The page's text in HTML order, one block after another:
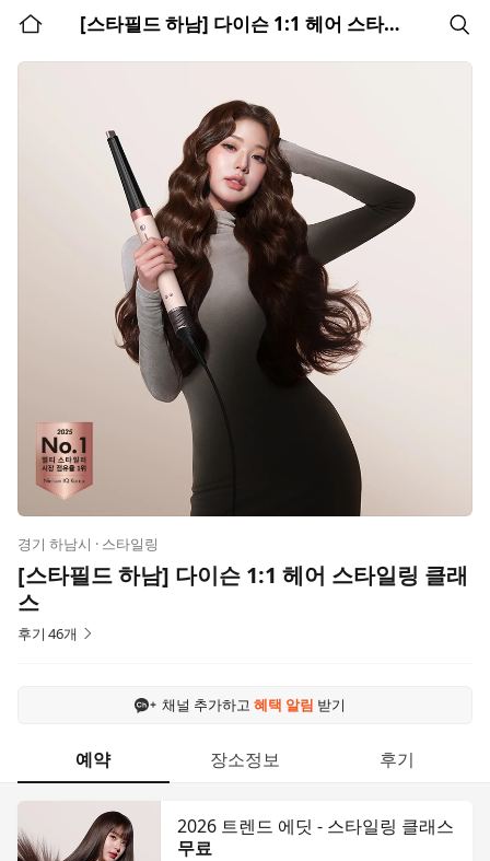
[스타필드 하남] 다이슨 1:1 헤어 스타일링 클래스
경기 하남시 · 스타일링
[스타필드 하남] 다이슨 1:1 헤어 스타일링 클래
스
후기46개
채널 추가하고 혜택 알림 받기
예약 장소정보 후기
2026 트렌드 에딧 - 스타일링 클래스
무료